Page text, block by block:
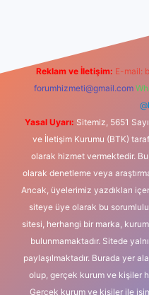
Reklam ve İletişim: E-mail:
forumhizmeti@gmail.com
Yasal Uyarı: Sitemiz, 5651
ve İletişim Kurumu (BTK)
olarak hizmet vermektedir.
olarak denetleme veya
Ancak, üyelerimiz yazdıkları
siteye üye olarak bu
sitesi, herhangi bir marka,
bulunmamaktadır. Sitede
paylaşılmaktadır. Burada yer
olup, gerçek kurum ve kişiler
Gerçek kurum ve kişiler ile